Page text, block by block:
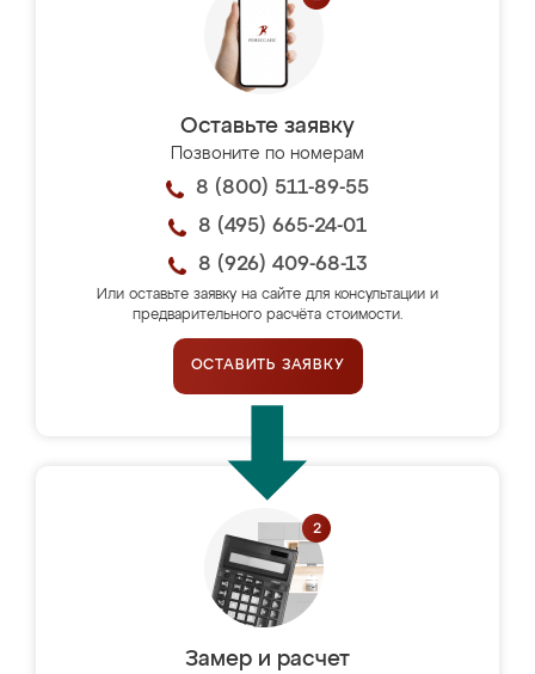
Оставьте заявку
Позвоните по номерам
8 (800) 511-89-55
8 (495) 665-24-01
8 (926) 409-68-13
Или оставьте заявку на сайте для консультации и
предварительного расчёта стоимости.
ОСТАВИТЬ ЗАЯВКУ
Замер и расчет